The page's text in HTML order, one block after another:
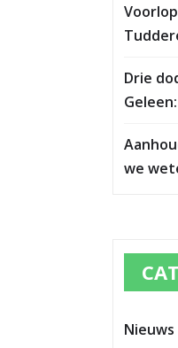
Drie
we
Nieuws